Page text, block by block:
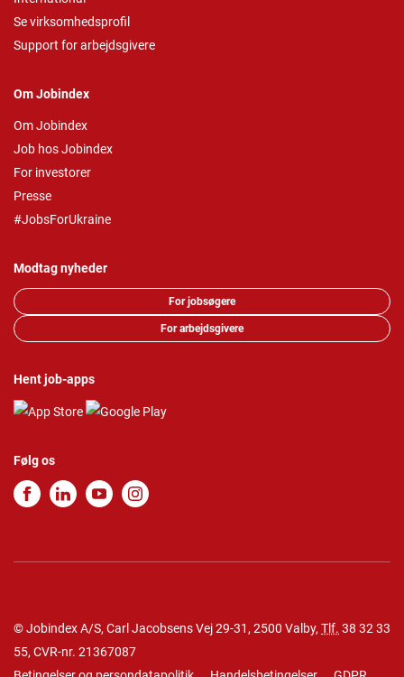
Se virksomhedsprofil
Support for arbejdsgivere
Om Jobindex
Om Jobindex
Job hos Jobindex
For investorer
Presse
#JobsForUkraine
Modtag nyheder
For jobsøgere
For arbejdsgivere
Hent job-apps
Følg os
© Jobindex A/S, Carl Jacobsens Vej 29-31, 2500 Valby, Tlf. 38 32 33
55, CVR-nr. 21367087